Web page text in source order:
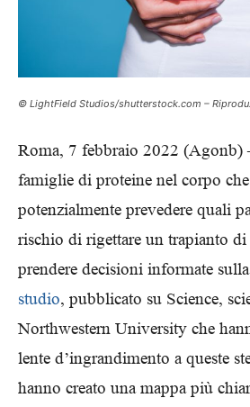
© LightField Studios/shutterstock.com –
Roma, 7 febbraio 2022 (Agonb)
famiglie di proteine nel corpo
potenzialmente prevedere quali
rischio di rigettare un trapianto
prendere decisioni informate
studio, pubblicato su Science,
Northwestern University che
lente d’ingrandimento a queste
hanno creato una mappa più